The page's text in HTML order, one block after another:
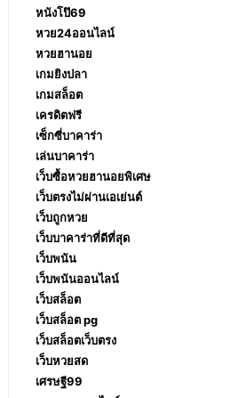
หนังโป๊69
หวย24ออนไลน์
หวยฮานอย
เกมยิงปลา
เกมสล็อต
เครดิตฟรี
เซ็กซี่บาคาร่า
เล่นบาคาร่า
เว็บซื้อหวยฮานอยพิเศษ
เว็บตรงไม่ผ่านเอเย่นต์
เว็บถูกหวย
เว็บบาคาร่าที่ดีที่สุด
เว็บพนัน
เว็บพนันออนไลน์
เว็บสล็อต
เว็บสล็อต pg
เว็บสล็อตเว็บตรง
เว็บหวยสด
เศรษฐี99